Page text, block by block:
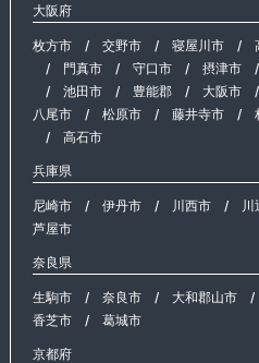
大阪府
枚方市/ 交野市/ 寝屋川市/
/ 門真市/ 守口市/ 摂津市
/ 池田市/ 豊能郡/ 大阪市
八尾市/ 松原市/ 藤井寺市/
/ 高石市
兵庫県
尼崎市/ 伊丹市/ 川西市/ 川
芦屋市
奈良県
生駒市/ 奈良市/ 大和郡山市/
香芝市/ 葛城市
京都府